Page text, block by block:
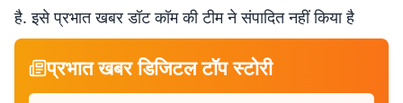
है. इसे प्रभात खबर डॉट कॉम की टीम ने संपादित नहीं किया है
प्रभात खबर डिजिटल टॉप स्टोरी